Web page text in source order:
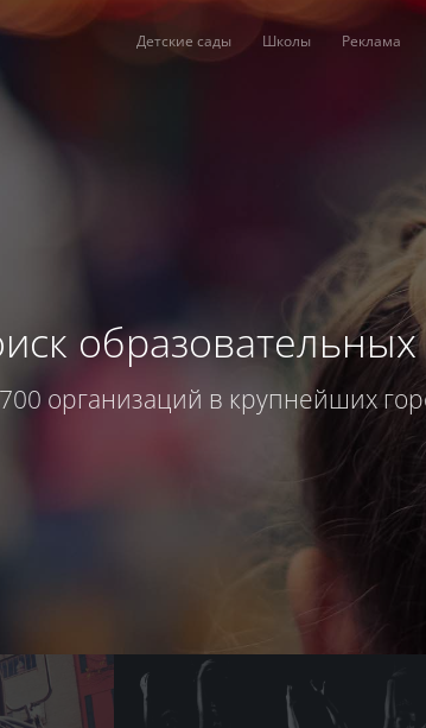
Детские сады Школы Реклама
организаций в крупнейших